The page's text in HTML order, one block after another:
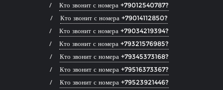
Кто звонит с номера +79012540787?
Кто звонит с номера +79014112850?
Кто звонит с номера +79034219394?
Кто звонит с номера +79321576985?
Кто звонит с номера +79345373168?
Кто звонит с номера +79516373367?
Кто звонит с номера +79523921446?